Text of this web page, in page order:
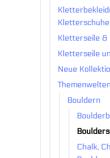
Kletterschuhe
Kletterseile
Kletterseile
Neue
Bouldern
Chalk,